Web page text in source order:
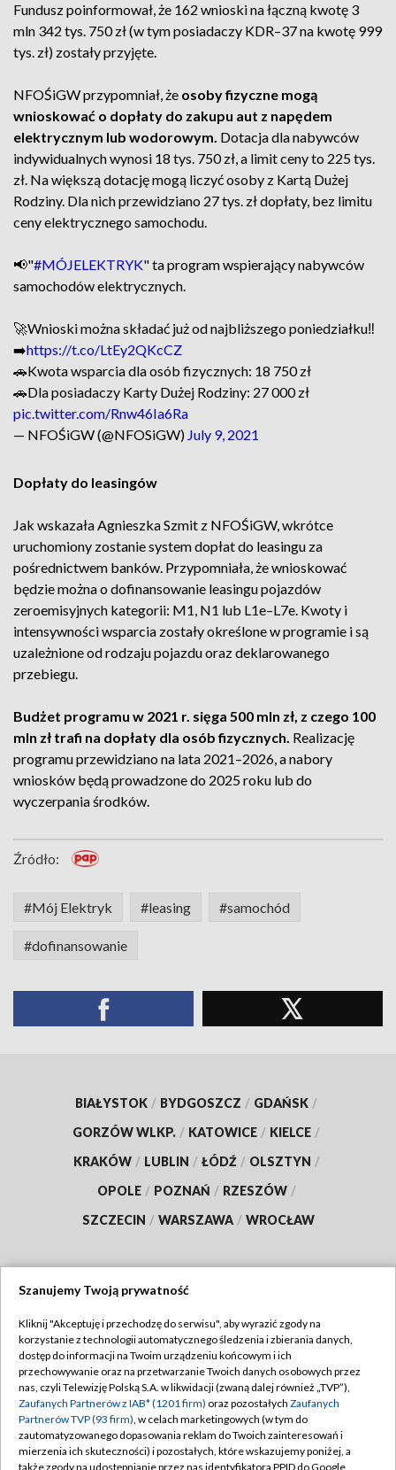
Fundusz poinformował, że 162 wnioski na łączną kwotę 3
mln 342 tys. 750 zł (w tym posiadaczy KDR–37 na kwotę 999
tys. zł) zostały przyjęte.
NFOŚiGW przypomniał, że osoby fizyczne mogą
wnioskować o dopłaty do zakupu aut z napędem
elektrycznym lub wodorowym. Dotacja dla nabywców
indywidualnych wynosi 18 tys. 750 zł, a limit ceny to 225 tys.
zł. Na większą dotację mogą liczyć osoby z Kartą Dużej
Rodziny. Dla nich przewidziano 27 tys. zł dopłaty, bez limitu
ceny elektrycznego samochodu.
📢"#MÓJELEKTRYK" ta program wspierający nabywców
samochodów elektrycznych.
🚀Wnioski można składać już od najbliższego poniedziałku‼️
➡️https://t.co/LtEy2QKcCZ
🚗Kwota wsparcia dla osób fizycznych: 18 750 zł
🚗Dla posiadaczy Karty Dużej Rodziny: 27 000 zł
pic.twitter.com/Rnw46Ia6Ra
— NFOŚiGW (@NFOSiGW) July 9, 2021
Dopłaty do leasingów
Jak wskazała Agnieszka Szmit z NFOŚiGW, wkrótce
uruchomiony zostanie system dopłat do leasingu za
pośrednictwem banków. Przypomniała, że wnioskować
będzie można o dofinansowanie leasingu pojazdów
zeroemisyjnych kategorii: M1, N1 lub L1e–L7e. Kwoty i
intensywności wsparcia zostały określone w programie i są
uzależnione od rodzaju pojazdu oraz deklarowanego
przebiegu.
Budżet programu w 2021 r. sięga 500 mln zł, z czego 100
mln zł trafi na dopłaty dla osób fizycznych. Realizację
programu przewidziano na lata 2021–2026, a nabory
wniosków będą prowadzone do 2025 roku lub do
wyczerpania środków.
Źródło:
#Mój Elektryk #leasing #samochód
#dofinansowanie
BIAŁYSTOK / BYDGOSZCZ / GDAŃSK /
GORZÓW WLKP. / KATOWICE / KIELCE /
KRAKÓW / LUBLIN / ŁÓDŹ / OLSZTYN /
OPOLE / POZNAŃ / RZESZÓW /
SZCZECIN / WARSZAWA / WROCŁAW
TVP
Abonament TVP
Emisja w TVP
Centrum informacji TVP
Naziemna Telewizja Cyfrowa
Regulamin TVP
Polityka prywatności
Moje zgody
Pomoc
Szanujemy Twoją prywatność
Kliknij "Akceptuję i przechodzę do serwisu", aby wyrazić zgody na
korzystanie z technologii automatycznego śledzenia i zbierania danych,
dostęp do informacji na Twoim urządzeniu końcowym i ich
przechowywanie oraz na przetwarzanie Twoich danych osobowych przez
nas, czyli Telewizję Polską S.A. w likwidacji (zwaną dalej również „TVP”),
Zaufanych Partnerów z IAB* (1201 firm) oraz pozostałych Zaufanych
Partnerów TVP (93 firm), w celach marketingowych (w tym do
zautomatyzowanego dopasowania reklam do Twoich zainteresowań i
mierzenia ich skuteczności) i pozostałych, które wskazujemy poniżej, a
także zgody na udostępnianie przez nas identyfikatora PPID do Google.